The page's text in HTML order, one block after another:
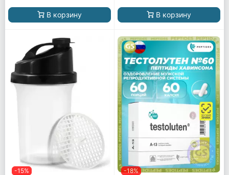
В корзину В корзину
-15% -18%